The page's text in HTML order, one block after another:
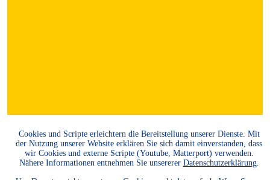
Cookies und Scripte erleichtern die Bereitstellung unserer Dienste. Mit
der Nutzung unserer Website erklären Sie sich damit einverstanden, dass
wir Cookies und externe Scripte (Youtube, Matterport) verwenden.
Nähere Informationen entnehmen Sie unsererer Datenschutzerklärung.